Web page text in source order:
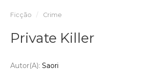
Ficção Crime
Private Killer
Autor(a): Saori